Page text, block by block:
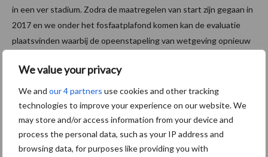
We value your privacy
We and our 4 partners use cookies and other tracking
technologies to improve your experience on our website. We
may store and/or access information from your device and
process the personal data, such as your IP address and
browsing data, for purposes like providing you with
in een ver stadium. Zodra de maatregelen van start zijn gegaan in
2017 en we onder het fosfaatplafond komen kan de evaluatie
plaatsvinden waarbij de opeenstapeling van wetgeving opnieuw
doelmatiger beleid centraal staan”, zegt Kees Romijn, voorzitter
vakgroep Melkveehouderij van LTO Nederland.
Bron: LTO Noord
Aanbevolen voor jou!